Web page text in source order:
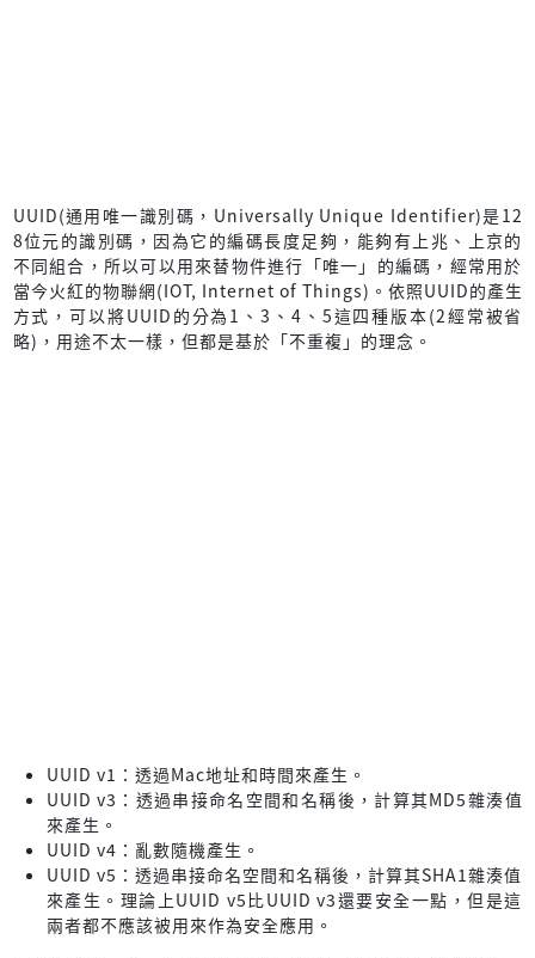
UUID(通用唯一識別碼，Universally Unique Identifier)是12
8位元的識別碼，因為它的編碼長度足夠，能夠有上兆、上京的
不同組合，所以可以用來替物件進行「唯一」的編碼，經常用於
當今火紅的物聯網(IOT, Internet of Things)。依照UUID的產生
方式，可以將UUID的分為1、3、4、5這四種版本(2經常被省
略)，用途不太一樣，但都是基於「不重複」的理念。
UUID v1：透過Mac地址和時間來產生。
UUID v3：透過串接命名空間和名稱後，計算其MD5雜湊值
來產生。
UUID v4：亂數隨機產生。
UUID v5：透過串接命名空間和名稱後，計算其SHA1雜湊值
來產生。理論上UUID v5比UUID v3還要安全一點，但是這
兩者都不應該被用來作為安全應用。